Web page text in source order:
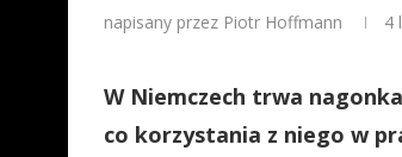
napisany przez Piotr Hoffmann 4
W Niemczech trwa
co korzystania z niego w